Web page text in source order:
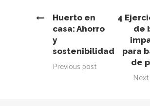
Huerto en
casa: Ahorro
y
sostenibilidad
Previous post
4
de
para
de